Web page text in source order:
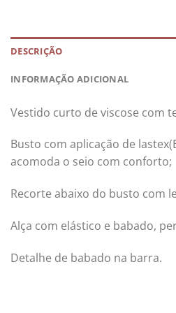
DESCRIÇÃO
INFORMAÇÃO ADICIONAL
Vestido curto de viscose com
Busto com aplicação de
acomoda o seio com conforto;
Recorte abaixo do busto com
Alça com elástico e babado,
Detalhe de babado na barra.